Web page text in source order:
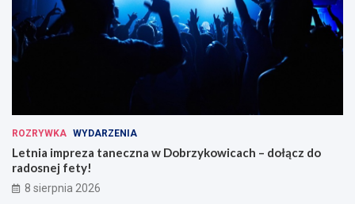
ROZRYWKA WYDARZENIA
Letnia impreza taneczna w Dobrzykowicach – dołącz do
radosnej fety!
8 sierpnia 2026